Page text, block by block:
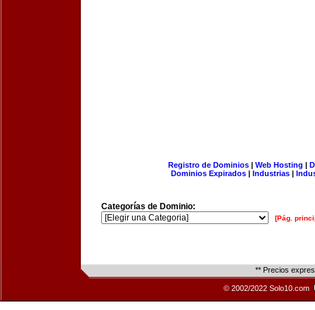
Registro de Dominios| Web Hosting |
Dominios Expirados | Industrias |
Categorías de Dominio:
[Pág.
** Precios
© 2002/2022 Solo10.com